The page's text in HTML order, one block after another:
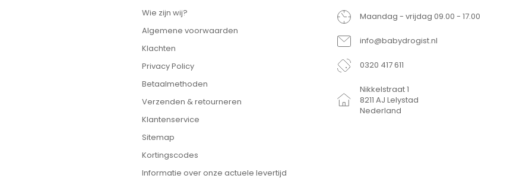
Wie zijn wij?
Algemene voorwaarden
Klachten
Privacy Policy
Betaalmethoden
Verzenden & retourneren
Klantenservice
Sitemap
Kortingscodes
Informatie over onze actuele levertijd
Maandag - vrijdag 09.00 - 17.00
info@babydrogist.nl
0320 417 611
Nikkelstraat 1
8211 AJ Lelystad
Nederland